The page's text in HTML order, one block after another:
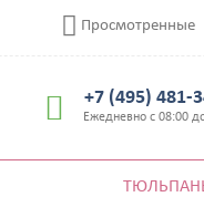
 +7 (495) 481-
Ежедневно с 08:00
 Просмотренные